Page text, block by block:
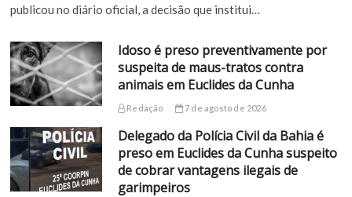
publicou no diário oficial, a decisão que institui…
Idoso é preso preventivamente por
suspeita de maus-tratos contra
animais em Euclides da Cunha
Redação 7 de agosto de 2026
Delegado da Polícia Civil da Bahia é
preso em Euclides da Cunha suspeito
de cobrar vantagens ilegais de
garimpeiros